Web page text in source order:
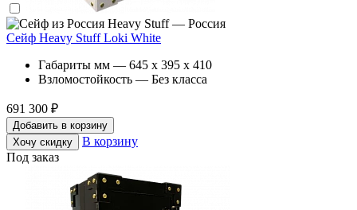
Heavy Stuff — Россия
Сейф Heavy Stuff Loki White
Габариты мм — 645 x 395 x 410
Взломостойкость — Без класса
691 300 ₽
Добавить в корзину
Хочу скидку
В корзину
Под заказ